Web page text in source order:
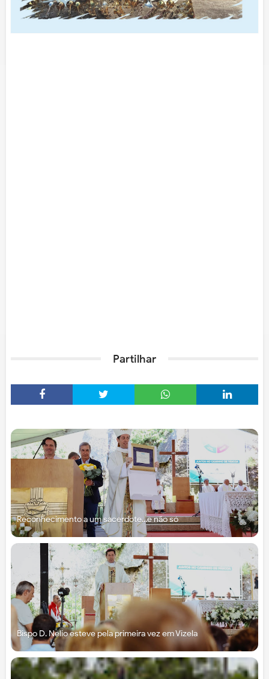
Partilhar
Reconhecimento a um sacerdote...e não só
Bispo D. Nélio esteve pela primeira vez em Vizela